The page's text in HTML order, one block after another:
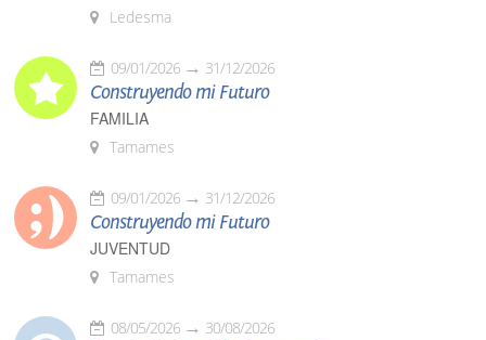
Ledesma
09/01/2026 31/12/2026
Construyendo mi Futuro
FAMILIA
Tamames
09/01/2026 31/12/2026
Construyendo mi Futuro
JUVENTUD
Tamames
08/05/2026 30/08/2026